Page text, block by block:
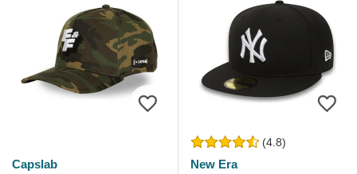
Capslab
(4.8)
New Era